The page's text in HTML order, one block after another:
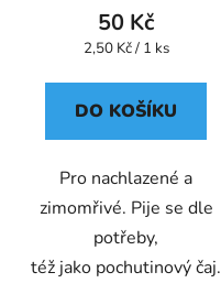
50 Kč
Měrná
2,50 Kč / 1 ks
DO KOŠÍKU
Pro nachlazené a
zimomřivé. Pije se dle
potřeby,
též jako pochutinový čaj.